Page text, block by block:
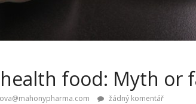
food: Myth or
žádný komentář